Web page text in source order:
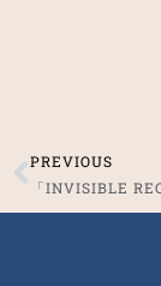
Prev
PREVIOUS